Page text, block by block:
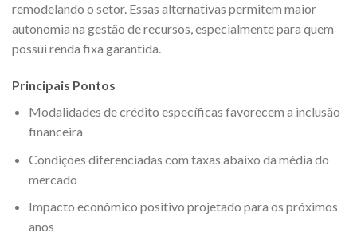
remodelando o setor. Essas alternativas permitem maior
autonomia na gestão de recursos, especialmente para quem
possui renda fixa garantida.
Principais Pontos
Modalidades de crédito específicas favorecem a inclusão
financeira
Condições diferenciadas com taxas abaixo da média do
mercado
Impacto econômico positivo projetado para os próximos
anos